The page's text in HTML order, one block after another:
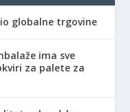
globalne trgovine
ima sve
za palete za